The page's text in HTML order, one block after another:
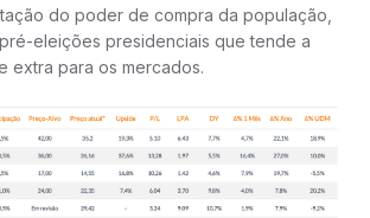
do poder de compra da população,
eleições presidenciais que tende a
extra para os mercados.